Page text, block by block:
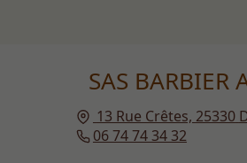
SAS BARBIER
13 Rue Crêtes, 25330
06 74 74 34 32